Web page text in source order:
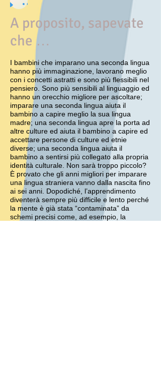
A proposito, sapevate
che …
I bambini che imparano una seconda lingua
hanno più immaginazione, lavorano meglio
con i concetti astratti e sono più flessibili nel
pensiero. Sono più sensibili al linguaggio ed
hanno un orecchio migliore per ascoltare;
imparare una seconda lingua aiuta il
bambino a capire meglio la sua lingua
madre; una seconda lingua apre la porta ad
altre culture ed aiuta il bambino a capire ed
accettare persone di culture ed etnie
diverse; una seconda lingua aiuta il
bambino a sentirsi più collegato alla propria
identità culturale. Non sarà troppo piccolo?
È provato che gli anni migliori per imparare
una lingua straniera vanno dalla nascita fino
ai sei anni. Dopodiché, l’apprendimento
diventerà sempre più difficile e lento perché
la mente è già stata “contaminata” da
schemi precisi come, ad esempio, la